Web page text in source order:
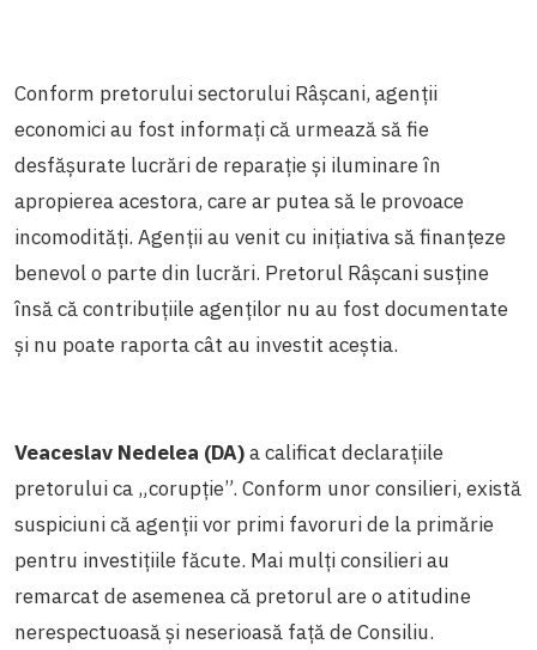
Conform pretorului sectorului Râșcani, agenții
economici au fost informați că urmează să fie
desfășurate lucrări de reparație și iluminare în
apropierea acestora, care ar putea să le provoace
incomodități. Agenții au venit cu inițiativa să finanțeze
benevol o parte din lucrări. Pretorul Râșcani susține
însă că contribuțiile agenților nu au fost documentate
și nu poate raporta cât au investit aceștia.
Veaceslav Nedelea (DA)a calificat declarațiile
pretorului ca „corupție”. Conform unor consilieri, există
suspiciuni că agenții vor primi favoruri de la primărie
pentru investițiile făcute. Mai mulți consilieri au
remarcat de asemenea că pretorul are o atitudine
nerespectuoasă și neserioasă față de Consiliu.